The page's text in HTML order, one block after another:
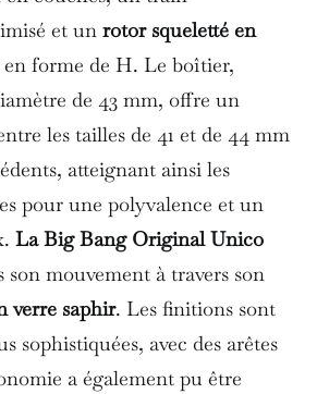
et un rotor squeletté en
en forme de H. Le boîtier,
de 43 mm, offre un
les tailles de 41 et de 44 mm
atteignant ainsi les
pour une polyvalence et un
La Big Bang Original Unico
son mouvement à travers son
verre saphir. Les finitions sont
sophistiquées, avec des arêtes
a également pu être